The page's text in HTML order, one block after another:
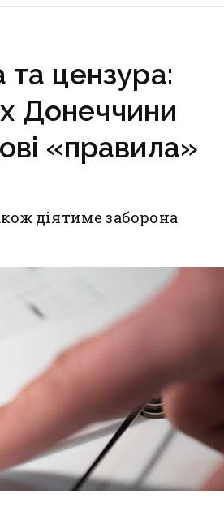
цензура:
Донеччини
«правила»
діятиме заборона